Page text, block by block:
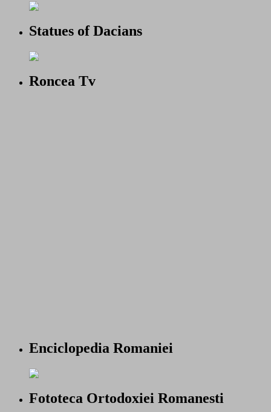
Statues of Dacians
Roncea Tv
Enciclopedia Romaniei
Fototeca Ortodoxiei Romanesti